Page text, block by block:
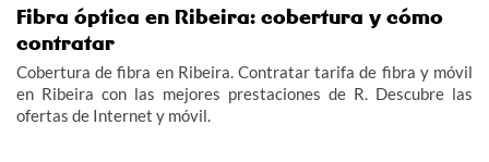
Fibra óptica en Ribeira: cobertura y cómo
contratar
Cobertura de fibra en Ribeira. Contratar tarifa de fibra y móvil
en Ribeira con las mejores prestaciones de R. Descubre las
ofertas de Internet y móvil.